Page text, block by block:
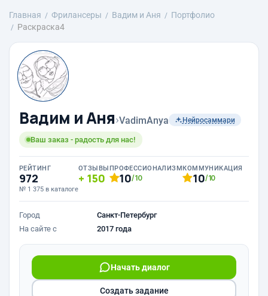
Главная Фрилансеры Вадим и Аня
Портфолио
Раскраска4
Вадим и Аня›VadimAnya Нейросаммари
Ваш заказ - радость для нас!
РЕЙТИНГ
972
№ 1 375 в каталоге
ОТЗЫВЫ
150
ПРОФЕССИОНАЛИЗМ
10/10
КОММУНИКАЦИЯ
10/10
Город
Санкт-Петербург
На сайте с
2017 года
Начать диалог
Создать задание